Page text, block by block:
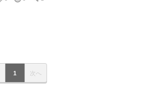
1 次へ